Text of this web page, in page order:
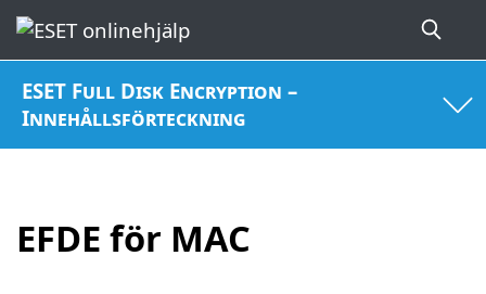
ESET Full Disk Encryption –
Innehållsförteckning
EFDE för MAC